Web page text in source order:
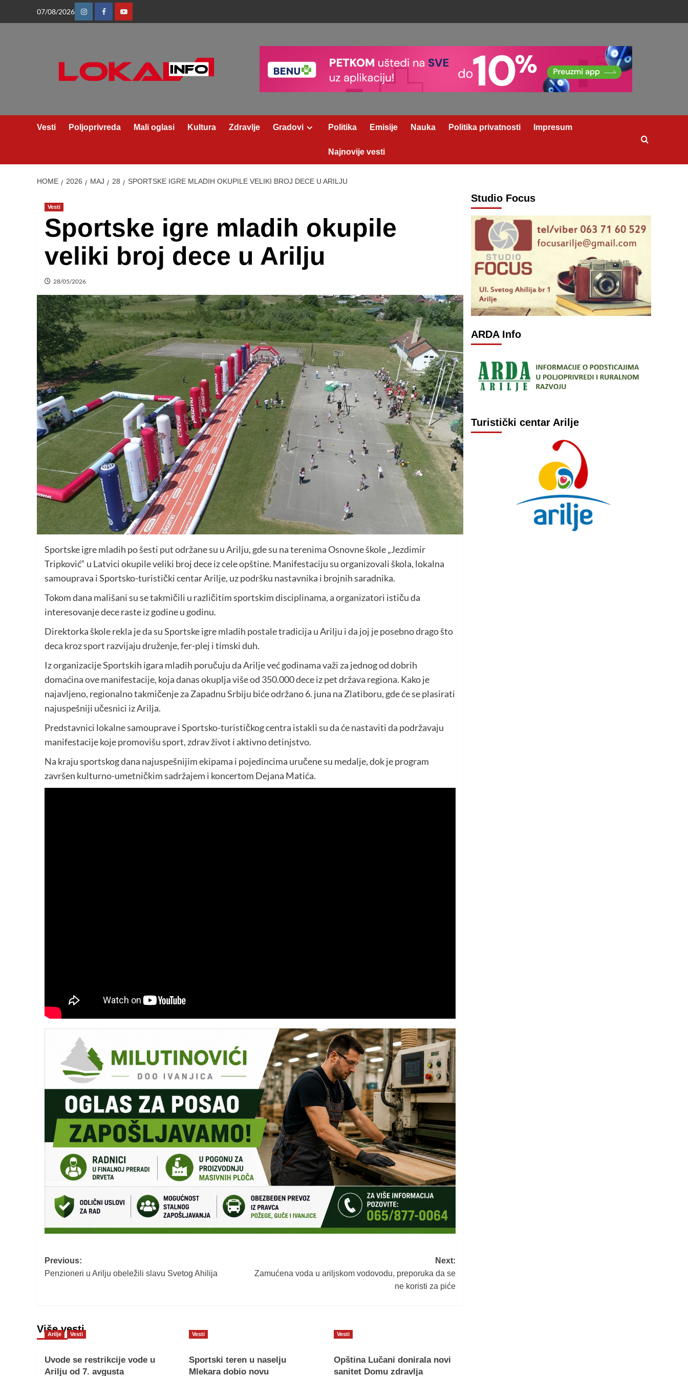
07/08/2026
InstagramFacebookYoutube
Vesti Poljoprivreda Mali oglasi Kultura Zdravlje Gradovi Politika Emisije Nauka Politika privatnosti Impresum
Najnovije vesti
HOME 2026 МАЈ 28 SPORTSKE IGRE MLADIH OKUPILE VELIKI BROJ DECE U ARILJU
Vesti
Sportske igre mladih okupile
veliki broj dece u Arilju
28/05/2026
Sportske igre mladih po šesti put održane su u Arilju, gde su na terenima Osnovne škole „Jezdimir
Tripković“ u Latvici okupile veliki broj dece iz cele opštine. Manifestaciju su organizovali škola, lokalna
samouprava i Sportsko-turistički centar Arilje, uz podršku nastavnika i brojnih saradnika.
Tokom dana mališani su se takmičili u različitim sportskim disciplinama, a organizatori ističu da
interesovanje dece raste iz godine u godinu.
Direktorka škole rekla je da su Sportske igre mladih postale tradicija u Arilju i da joj je posebno drago što
deca kroz sport razvijaju druženje, fer-plej i timski duh.
Iz organizacije Sportskih igara mladih poručuju da Arilje već godinama važi za jednog od dobrih
domaćina ove manifestacije, koja danas okuplja više od 350.000 dece iz pet država regiona. Kako je
najavljeno, regionalno takmičenje za Zapadnu Srbiju biće održano 6. juna na Zlatiboru, gde će se plasirati
najuspešniji učesnici iz Arilja.
Predstavnici lokalne samouprave i Sportsko-turističkog centra istakli su da će nastaviti da podržavaju
manifestacije koje promovišu sport, zdrav život i aktivno detinjstvo.
Na kraju sportskog dana najuspešnijim ekipama i pojedincima uručene su medalje, dok je program
završen kulturno-umetničkim sadržajem i koncertom Dejana Matića.
Post
navigation
Previous:
Penzioneri u Arilju obeležili slavu Svetog Ahilija
Next:
Zamućena voda u ariljskom vodovodu, preporuka da se
ne koristi za piće
Više vesti
Arilje Vesti
Uvode se restrikcije vode u
Arilju od 7. avgusta
Vesti
Sportski teren u naselju
Mlekara dobio novu
Vesti
Opština Lučani donirala novi
sanitet Domu zdravlja
Studio Focus
ARDA Info
Turistički centar Arilje